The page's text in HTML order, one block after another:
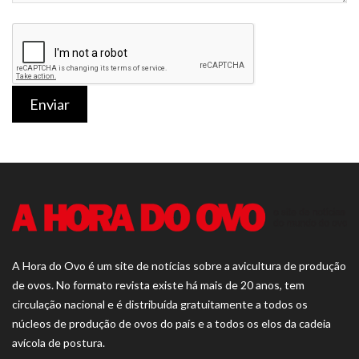
Enviar
A Hora do Ovo é um site de notícias sobre a avicultura de produção
de ovos. No formato revista existe há mais de 20 anos, tem
circulação nacional e é distribuída gratuitamente a todos os
núcleos de produção de ovos do país e a todos os elos da cadeia
avícola de postura.